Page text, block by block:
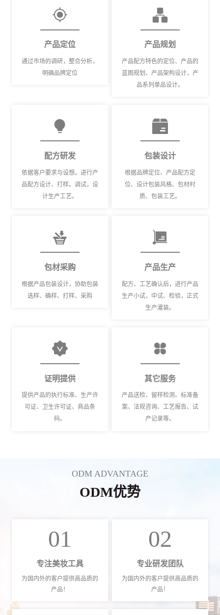
产品定位
通过市场的调研，整合分析，
明确品牌定位
产品规划
产品配方特色的定位、产品的
蓝图规划、产品架构设计，产
品系列单品设计。
配方研发
依据客户要求与设想。进行产
品配方设计、打样。调试，设
计生产工艺。
包装设计
根据品牌定位、产品配方定
位、设计包装风格、包材村
质、包装工艺。
包材采购
根据产品包装设计，协助包装
选样、确样、打样、采购
产品生产
配方、工艺确认后，进行产品
生产小试，中试、检验，正式
生产灌装。
证明提供
提供产品的执行标准、生产许
可证、卫生许可证、商品条
码。
其它服务
产品送检、留样检测、标准备
案、法规咨询、工艺报告、试
产记录等。
ODM ADVANTAGE
ODM优势
01
专注美妆工具
为国内外的客户提供高品质的
产品！
02
专业研发团队
为国内外的客户提供高品质的
产品！